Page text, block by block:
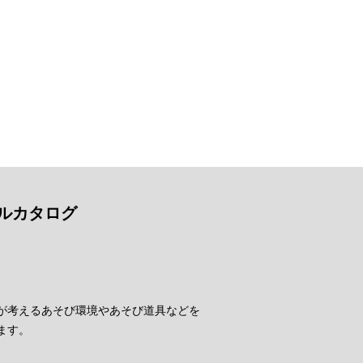
カタログ
考えるあそび環境やあそび道具などを
す。